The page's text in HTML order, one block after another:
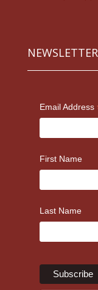
NEWSLETTER
Email Address
First Name
Last Name